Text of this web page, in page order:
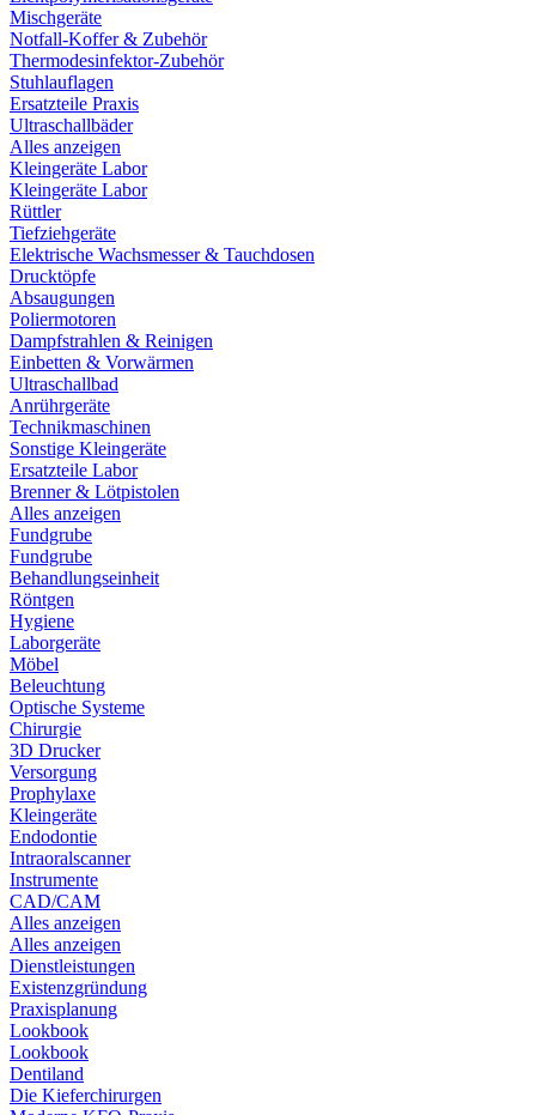
Mischgeräte
Notfall-Koffer & Zubehör
Thermodesinfektor-Zubehör
Stuhlauflagen
Ersatzteile Praxis
Ultraschallbäder
Alles anzeigen
Kleingeräte Labor
Kleingeräte Labor
Rüttler
Tiefziehgeräte
Elektrische Wachsmesser & Tauchdosen
Drucktöpfe
Absaugungen
Poliermotoren
Dampfstrahlen & Reinigen
Einbetten & Vorwärmen
Ultraschallbad
Anrührgeräte
Technikmaschinen
Sonstige Kleingeräte
Ersatzteile Labor
Brenner & Lötpistolen
Alles anzeigen
Fundgrube
Fundgrube
Behandlungseinheit
Röntgen
Hygiene
Laborgeräte
Möbel
Beleuchtung
Optische Systeme
Chirurgie
3D Drucker
Versorgung
Prophylaxe
Kleingeräte
Endodontie
Intraoralscanner
Instrumente
CAD/CAM
Alles anzeigen
Alles anzeigen
Dienstleistungen
Existenzgründung
Praxisplanung
Lookbook
Lookbook
Dentiland
Die Kieferchirurgen